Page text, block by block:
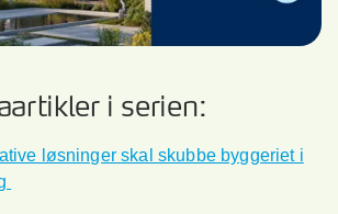
i serien:
løsninger skal skubbe byggeriet i